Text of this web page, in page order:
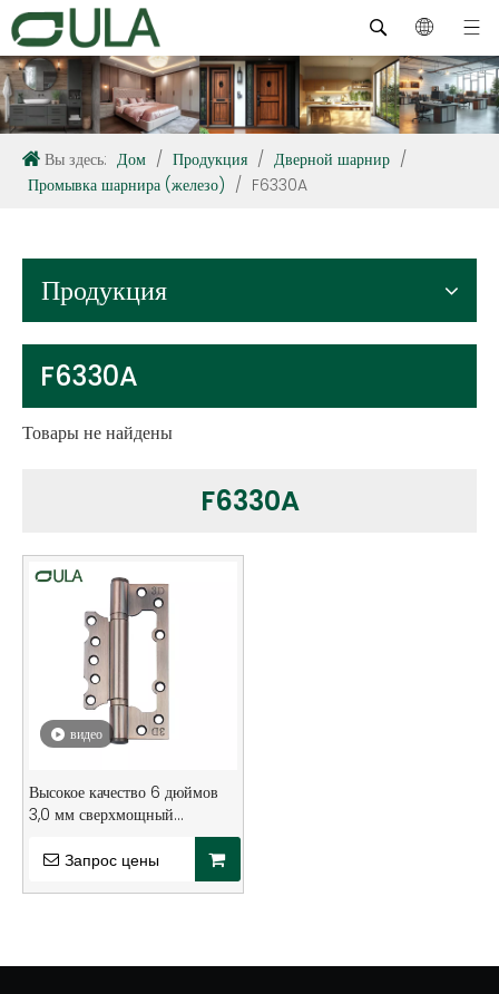
Вы здесь: Дом / Продукция / Дверной шарнир /
Промывка шарнира (железо) / F6330A
Продукция
F6330A
Товары не найдены
F6330A
видео
Высокое качество 6 дюймов
3,0 мм сверхмощный
шарикоподшипник дверной
шарнирЗапрос цены